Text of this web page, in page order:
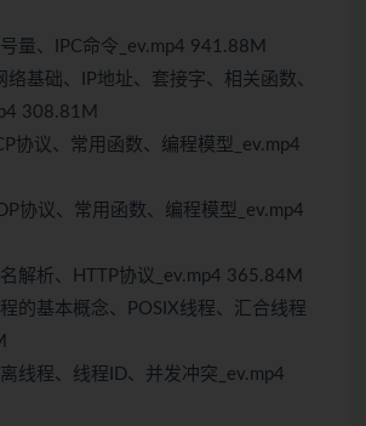
量、IPC命令_ev.mp4 941.88M
基础、IP地址、套接字、相关函数、
308.81M
协议、常用函数、编程模型_ev.mp4
协议、常用函数、编程模型_ev.mp4
解析、HTTP协议_ev.mp4 365.84M
的基本概念、POSIX线程、汇合线程
线程、线程ID、并发冲突_ev.mp4